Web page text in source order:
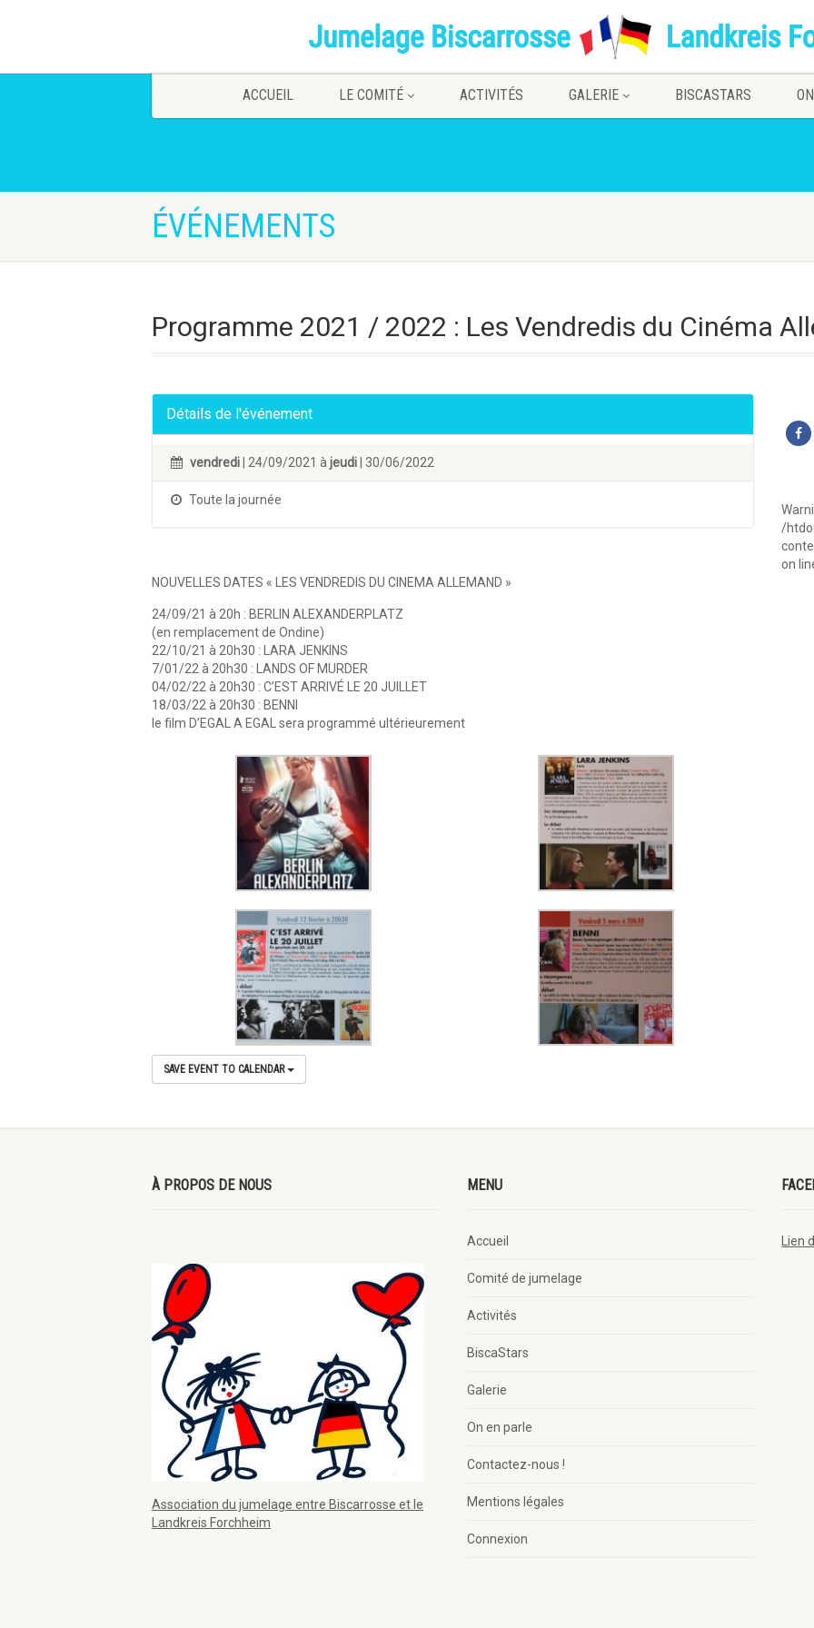
ACCUEIL LE COMITÉ ACTIVITÉS GALERIE BISCASTARS
ÉVÉNEMENTS
Programme 2021 / 2022 : Les Vendredis du Cinéma
Détails de l'événement
vendredi | 24/09/2021 à jeudi | 30/06/2022
Toute la journée
/
on
NOUVELLES DATES « LES VENDREDIS DU CINEMA ALLEMAND »
24/09/21 à 20h : BERLIN ALEXANDERPLATZ
(en remplacement de Ondine)
22/10/21 à 20h30 : LARA JENKINS
7/01/22 à 20h30 : LANDS OF MURDER
04/02/22 à 20h30 : C’EST ARRIVÉ LE 20 JUILLET
18/03/22 à 20h30 : BENNI
le film D’EGAL A EGAL sera programmé ultérieurement
SAVE EVENT TO CALENDAR
À PROPOS DE NOUS
Association du jumelage entre Biscarrosse et le
Landkreis Forchheim
MENU
Accueil
Comité de jumelage
Activités
BiscaStars
Galerie
On en parle
Contactez-nous !
Mentions légales
Connexion
Lien